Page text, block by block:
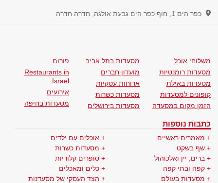
כפר הים 1, חוף כפר הים גבעת אולגה, חדרה חדרה
משלוחי אוכל
מסעדות רומנטיות
מסעדות באילת
קופונים למסעדות
הזמן מקום במסעדה
מסעדות בתל אביב
מועדון חברים
ארוחות עסקיות
מסעדות כשרות
מסעדות בירושלים
פורום
Restaurants in
Israel
אירועים
מסעדות בחיפה
כתבות נוספות
מאמרים ראשיים
שף בשקט
ברים, יין ואלכוהול
קפה ובתי קפה
מסעדות בעולם
אוכלים עם ילדים
מסעדות כשרות
סופרים קלוריות
כלים ומאכלים
הצד העסקי של מסעדנות